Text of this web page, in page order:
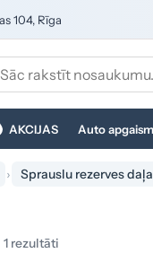
104, Rīga
AKCIJAS Auto
Sprauslu rezerves
1 rezultāti